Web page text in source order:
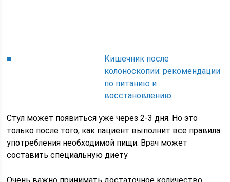
Кишечник после
колоноскопии: рекомендации
по питанию и
восстановлению
Стул может появиться уже через 2-3 дня. Но это
только после того, как пациент выполнит все правила
употребления необходимой пищи. Врач может
составить специальную диету